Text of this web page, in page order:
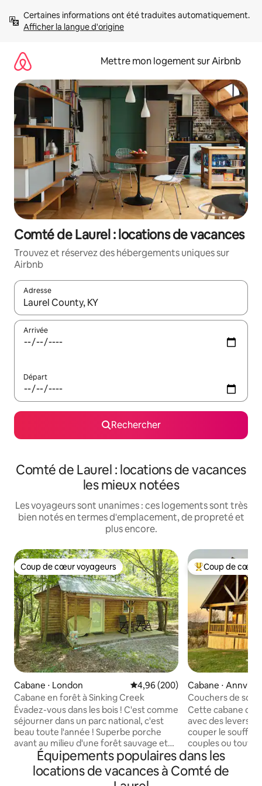
directement
Afficher la langue d'origine
Mettre mon logement sur Airbnb
Comté de Laurel : locations de vacances
Trouvez et réservez des hébergements uniques sur
Airbnb
Adresse
Lorsque les résultats s'affichent, utilisez les flèches vers le
Arrivée
Départ
Rechercher
Comté de Laurel : locations de vacances
les mieux notées
Les voyageurs sont unanimes : ces logements sont très
bien notés en termes d'emplacement, de propreté et
plus encore.
Coup de cœur voyageurs
Coup de cœur voyageurs
Cabane ⋅ London Évaluation moyenne sur la
4,96 (200)
Cabane en forêt à Sinking Creek
Évadez-vous dans les bois ! C'est comme
séjourner dans un parc national, c'est
beau toute l'année ! Superbe porche
avant au milieu d'une forêt sauvage et
de collines vallonnées. Un havre de paix
pour les oiseaux et la faune sur 23 acres
de forêt, en bordure de la forêt
Coups de cœur
Coup de cœur
Cabane ⋅ Annville
Couchers de
à quelques
Cette cabane de
avec des levers
couper le souffle
couples ou toute
promenades
vélo sur des
entourées de
Équipements populaires dans les
locations de vacances à Comté de